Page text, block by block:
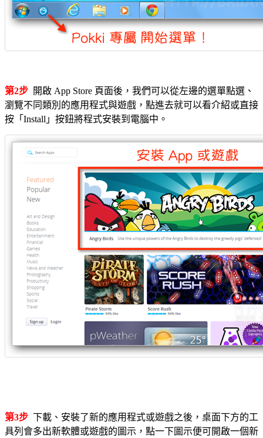
第2步 開啟 App Store 頁面後，我們可以從左邊的選單點選、
瀏覽不同類別的應用程式與遊戲，點進去就可以看介紹或直接
按「Install」按鈕將程式安裝到電腦中。
第3步 下載、安裝了新的應用程式或遊戲之後，桌面下方的工
具列會多出新軟體或遊戲的圖示，點一下圖示便可開啟一個新